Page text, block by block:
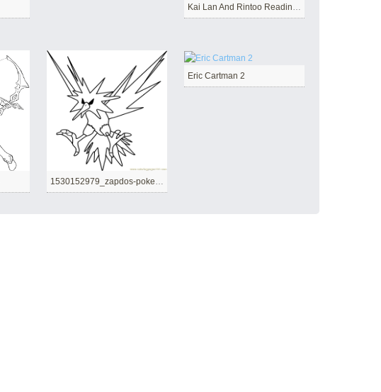
Kai Lan And Rintoo Reading Book
1530152979_zapdos-pokemon-coloring-page1
Eric Cartman 2